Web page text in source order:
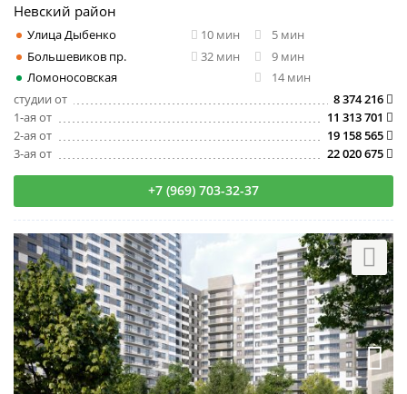
Невский район
Улица Дыбенко 10 мин
5 мин
Большевиков пр.
32 мин
9 мин
Ломоносовская
14 мин
студии от
8 374 216
1-ая от
11 313 701
2-ая от
19 158 565
3-ая от
22 020 675
+7 (969) 703-32-37